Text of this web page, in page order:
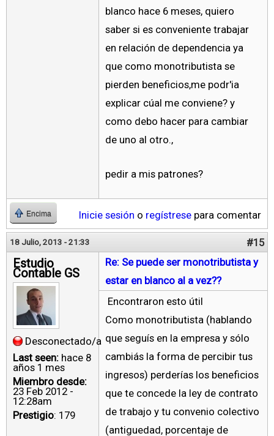
blanco hace 6 meses, quiero
saber si es conveniente trabajar
en relación de dependencia ya
que como monotributista se
pierden beneficios,me podr'ia
explicar cúal me conviene? y
como debo hacer para cambiar
de uno al otro.,
pedir a mis patrones?
Encima Inicie sesión o regístrese para comentar
18 Julio, 2013 - 21:33 #15
Estudio
Contable GS
Desconectado/a
Last seen: hace 8
años 1 mes
Miembro desde:
23 Feb 2012 -
12:28am
Prestigio: 179
Re: Se puede ser monotributista y
estar en blanco al a vez??
Encontraron esto útil
Como monotributista (hablando
que seguís en la empresa y sólo
cambiás la forma de percibir tus
ingresos) perderías los beneficios
que te concede la ley de contrato
de trabajo y tu convenio colectivo
(antiguedad, porcentaje de